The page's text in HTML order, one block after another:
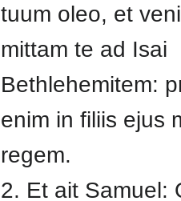
tuum oleo, et
mittam te ad Isai
Bethlehemitem:
enim in filiis ejus
regem.
2. Et ait Samuel: